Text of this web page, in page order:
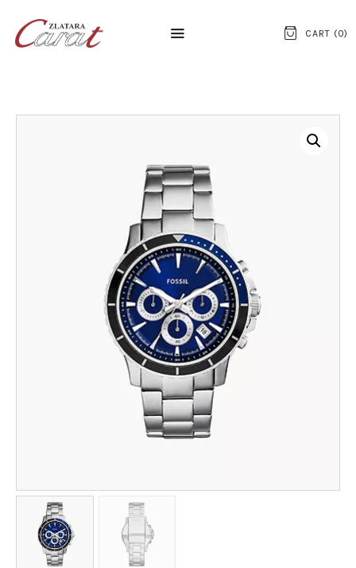
CART (0)
NASLOVNA
KONTAKT
SATOVI
SREBRNI NAKIT
ZLATNI NAKIT